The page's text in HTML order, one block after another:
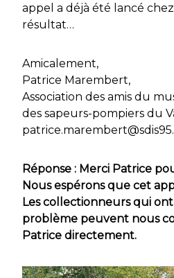
appel a déjà été lancé
résultat…
Amicalement,
Patrice Marembert,
Association des amis du
des sapeurs-pompiers du
Réponse : Merci Patrice
Nous espérons que cet
Les collectionneurs qui
problème peuvent nous
Patrice directement.